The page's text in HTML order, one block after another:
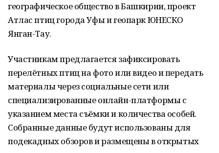
географическое общество в Башкирии, проект
Атлас птиц города Уфы и геопарк ЮНЕСКО
Янган-Тау.
Участникам предлагается зафиксировать
перелётных птиц на фото или видео и передать
материалы через социальные сети или
специализированные онлайн-платформы с
указанием места съёмки и количества особей.
Собранные данные будут использованы для
подекадных обзоров и размещены в открытых